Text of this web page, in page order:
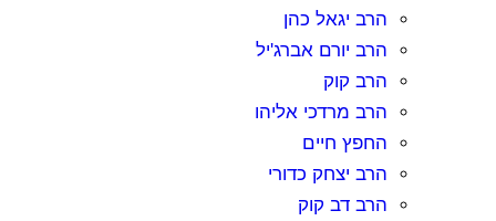
הרב יגאל כהן
הרב יורם אברג'יל
הרב קוק
הרב מרדכי אליהו
החפץ חיים
הרב יצחק כדורי
הרב דב קוק